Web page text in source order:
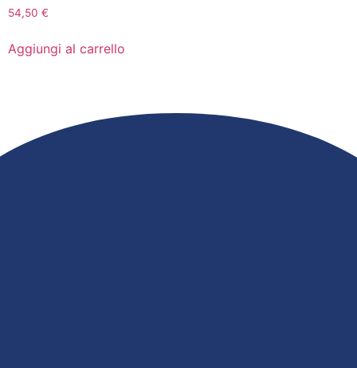
54,50 €
Aggiungi al carrello